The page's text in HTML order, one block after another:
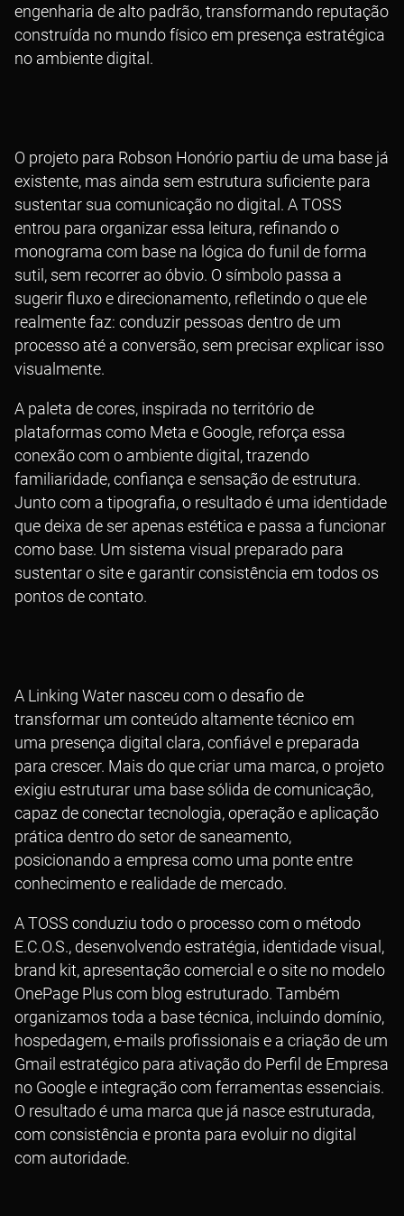
engenharia de alto padrão, transformando reputação
construída no mundo físico em presença estratégica
no ambiente digital.
O projeto para Robson Honório partiu de uma base já
existente, mas ainda sem estrutura suficiente para
sustentar sua comunicação no digital. A TOSS
entrou para organizar essa leitura, refinando o
monograma com base na lógica do funil de forma
sutil, sem recorrer ao óbvio. O símbolo passa a
sugerir fluxo e direcionamento, refletindo o que ele
realmente faz: conduzir pessoas dentro de um
processo até a conversão, sem precisar explicar isso
visualmente.
A paleta de cores, inspirada no território de
plataformas como Meta e Google, reforça essa
conexão com o ambiente digital, trazendo
familiaridade, confiança e sensação de estrutura.
Junto com a tipografia, o resultado é uma identidade
que deixa de ser apenas estética e passa a funcionar
como base. Um sistema visual preparado para
sustentar o site e garantir consistência em todos os
pontos de contato.
A Linking Water nasceu com o desafio de
transformar um conteúdo altamente técnico em
uma presença digital clara, confiável e preparada
para crescer. Mais do que criar uma marca, o projeto
exigiu estruturar uma base sólida de comunicação,
capaz de conectar tecnologia, operação e aplicação
prática dentro do setor de saneamento,
posicionando a empresa como uma ponte entre
conhecimento e realidade de mercado.
A TOSS conduziu todo o processo com o método
E.C.O.S., desenvolvendo estratégia, identidade visual,
brand kit, apresentação comercial e o site no modelo
OnePage Plus com blog estruturado. Também
organizamos toda a base técnica, incluindo domínio,
hospedagem, e-mails profissionais e a criação de um
Gmail estratégico para ativação do Perfil de Empresa
no Google e integração com ferramentas essenciais.
O resultado é uma marca que já nasce estruturada,
com consistência e pronta para evoluir no digital
com autoridade.